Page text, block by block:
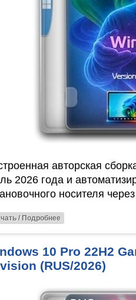
авторская
2026 года и
носителя
/ Подробнее
10 Pro 22H2
(RUS/2026)